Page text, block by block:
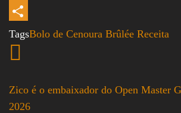
Email
Share
TagsBolo de Cenoura Brûlée Receita
Zico é o embaixador do Open Master
2026